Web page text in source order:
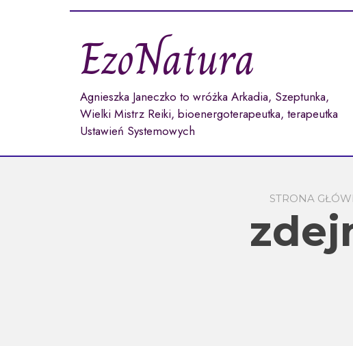
EzoNatura
Agnieszka Janeczko to wróżka Arkadia, Szeptunka,
Wielki Mistrz Reiki, bioenergoterapeutka, terapeutka
Ustawień Systemowych
STRONA